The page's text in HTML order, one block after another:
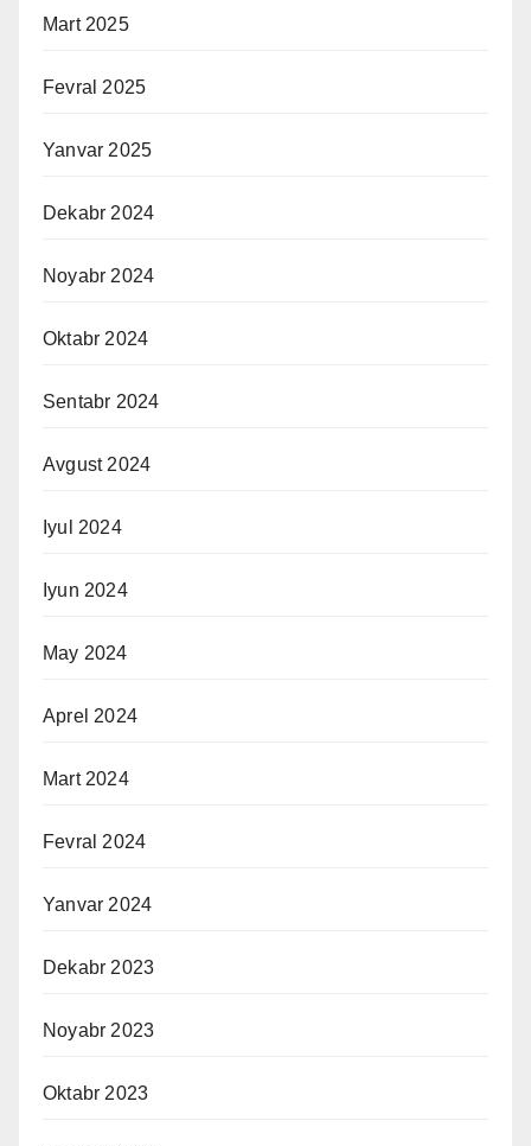
Mart 2025
Fevral 2025
Yanvar 2025
Dekabr 2024
Noyabr 2024
Oktabr 2024
Sentabr 2024
Avgust 2024
Iyul 2024
Iyun 2024
May 2024
Aprel 2024
Mart 2024
Fevral 2024
Yanvar 2024
Dekabr 2023
Noyabr 2023
Oktabr 2023